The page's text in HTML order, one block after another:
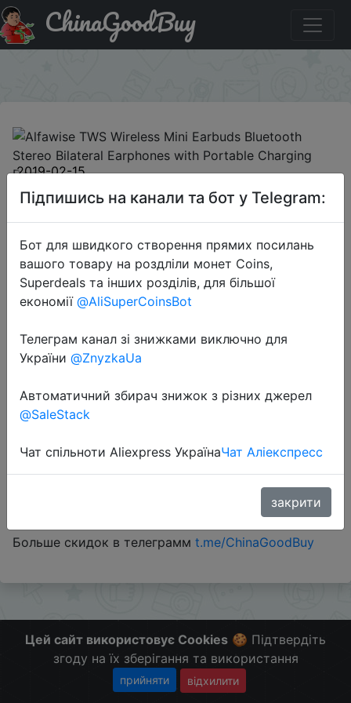
Придбати Alfawise TWS Wireless Mini Earbuds Bluetooth
Stereo Bilateral Earphones with Portable Charging Dock
ChinaGoodBuy
2019-02-15
Alfawise TWS Wireless Mini
Earbuds Bluetooth Stereo Bilateral
Earphones with Portable Charging
Dock
$28.99
Перейти до магазину
Больше скидок в телеграмм t.me/ChinaGoodBuy
Цей сайт використовує Cookies 🍪 Підтвердіть
згоду на їх зберігання та використання
прийняти відхилити
Підпишись на канали та бот у Telegram:
Бот для швидкого створення прямих посилань
вашого товару на роздліли монет Coins,
Superdeals та інших розділів, для більшої
економії @AliSuperCoinsBot
Телеграм канал зі знижками виключно для
України @ZnyzkaUa
Автоматичний збирач знижок з різних джерел
@SaleStack
Чат спільноти Aliexpress УкраїнаЧат Аліекспресс
закрити